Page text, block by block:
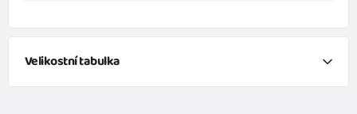
Velikostní tabulka